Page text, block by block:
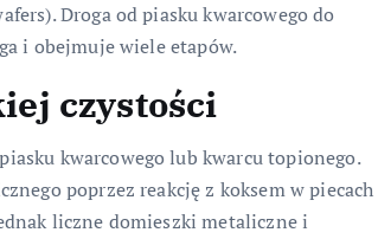
Droga od piasku kwarcowego do
i obejmuje wiele etapów.
czystości
kwarcowego lub kwarcu topionego.
poprzez reakcję z koksem w piecach
liczne domieszki metaliczne i